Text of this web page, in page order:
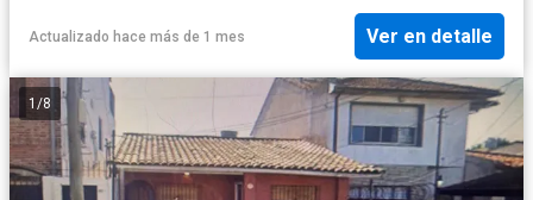
Actualizado hace más de 1 mes Ver en detalle
1 /8